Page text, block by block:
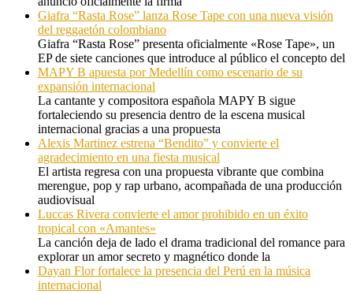
Giafra “Rasta Rose” lanza Rose Tape con una nueva visión
del reggaetón colombiano
Giafra “Rasta Rose” presenta oficialmente «Rose Tape», un
EP de siete canciones que introduce al público el concepto del
MAPY B apuesta por Medellín como escenario de su
expansión internacional
La cantante y compositora española MAPY B sigue
fortaleciendo su presencia dentro de la escena musical
internacional gracias a una propuesta
Alexis Martinez estrena “Bendito” y convierte el
agradecimiento en una fiesta musical
El artista regresa con una propuesta vibrante que combina
merengue, pop y rap urbano, acompañada de una producción
audiovisual
Luccas Rivera convierte el amor prohibido en un éxito
tropical con «Amantes»
La canción deja de lado el drama tradicional del romance para
explorar un amor secreto y magnético donde la
Dayan Flor fortalece la presencia del Perú en la música
internacional